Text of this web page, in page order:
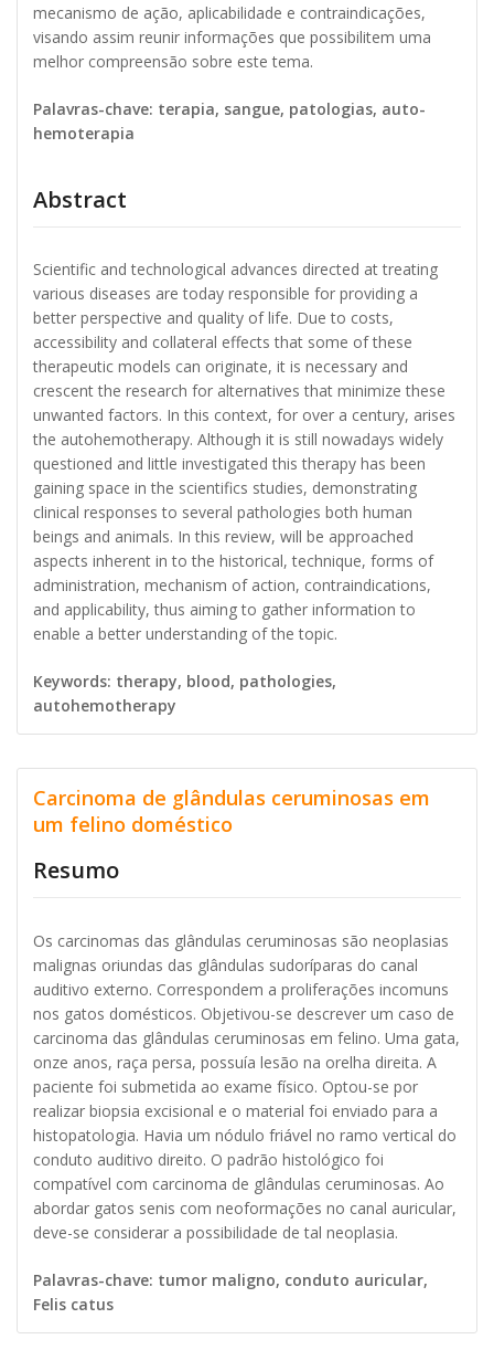
mecanismo de ação, aplicabilidade e contraindicações,
visando assim reunir informações que possibilitem uma
melhor compreensão sobre este tema.
Palavras-chave: terapia, sangue, patologias, auto-
hemoterapia
Abstract
Scientific and technological advances directed at treating
various diseases are today responsible for providing a
better perspective and quality of life. Due to costs,
accessibility and collateral effects that some of these
therapeutic models can originate, it is necessary and
crescent the research for alternatives that minimize these
unwanted factors. In this context, for over a century, arises
the autohemotherapy. Although it is still nowadays widely
questioned and little investigated this therapy has been
gaining space in the scientifics studies, demonstrating
clinical responses to several pathologies both human
beings and animals. In this review, will be approached
aspects inherent in to the historical, technique, forms of
administration, mechanism of action, contraindications,
and applicability, thus aiming to gather information to
enable a better understanding of the topic.
Keywords: therapy, blood, pathologies,
autohemotherapy
Carcinoma de glândulas ceruminosas em
um felino doméstico
Resumo
Os carcinomas das glândulas ceruminosas são neoplasias
malignas oriundas das glândulas sudoríparas do canal
auditivo externo. Correspondem a proliferações incomuns
nos gatos domésticos. Objetivou-se descrever um caso de
carcinoma das glândulas ceruminosas em felino. Uma gata,
onze anos, raça persa, possuía lesão na orelha direita. A
paciente foi submetida ao exame físico. Optou-se por
realizar biopsia excisional e o material foi enviado para a
histopatologia. Havia um nódulo friável no ramo vertical do
conduto auditivo direito. O padrão histológico foi
compatível com carcinoma de glândulas ceruminosas. Ao
abordar gatos senis com neoformações no canal auricular,
deve-se considerar a possibilidade de tal neoplasia.
Palavras-chave: tumor maligno, conduto auricular,
Felis catus